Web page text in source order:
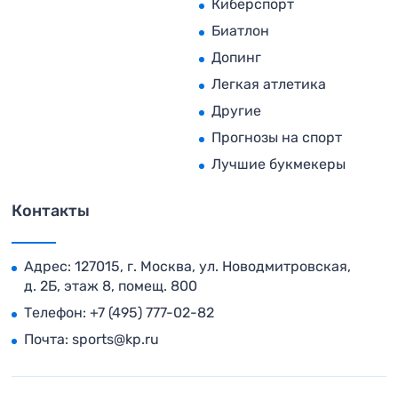
Киберспорт
Биатлон
Допинг
Легкая атлетика
Другие
Прогнозы на спорт
Лучшие букмекеры
Контакты
Адрес: 127015, г. Москва, ул. Новодмитровская,
д. 2Б, этаж 8, помещ. 800
Телефон: +7 (495) 777-02-82
Почта: sports@kp.ru